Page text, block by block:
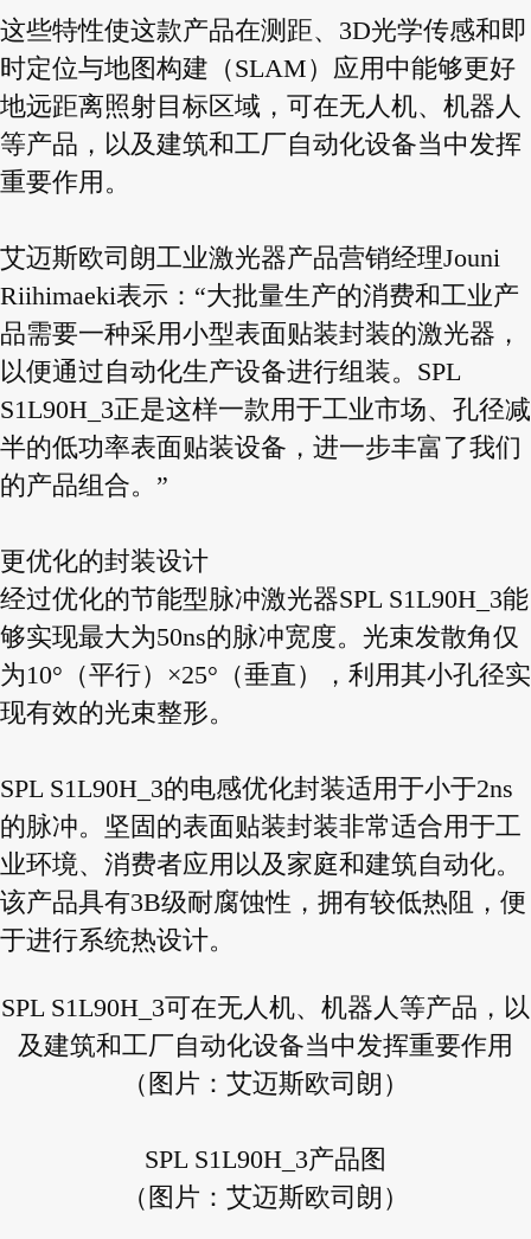
这些特性使这款产品在测距、3D光学传感和即
时定位与地图构建（SLAM）应用中能够更好
地远距离照射目标区域，可在无人机、机器人
等产品，以及建筑和工厂自动化设备当中发挥
重要作用。
艾迈斯欧司朗工业激光器产品营销经理Jouni
Riihimaeki表示：“大批量生产的消费和工业产
品需要一种采用小型表面贴装封装的激光器，
以便通过自动化生产设备进行组装。SPL
S1L90H_3正是这样一款用于工业市场、孔径减
半的低功率表面贴装设备，进一步丰富了我们
的产品组合。”
更优化的封装设计
经过优化的节能型脉冲激光器SPL S1L90H_3能
够实现最大为50ns的脉冲宽度。光束发散角仅
为10°（平行）×25°（垂直），利用其小孔径实
现有效的光束整形。
SPL S1L90H_3的电感优化封装适用于小于2ns
的脉冲。坚固的表面贴装封装非常适合用于工
业环境、消费者应用以及家庭和建筑自动化。
该产品具有3B级耐腐蚀性，拥有较低热阻，便
于进行系统热设计。
SPL S1L90H_3可在无人机、机器人等产品，以
及建筑和工厂自动化设备当中发挥重要作用
（图片：艾迈斯欧司朗）
SPL S1L90H_3产品图
（图片：艾迈斯欧司朗）